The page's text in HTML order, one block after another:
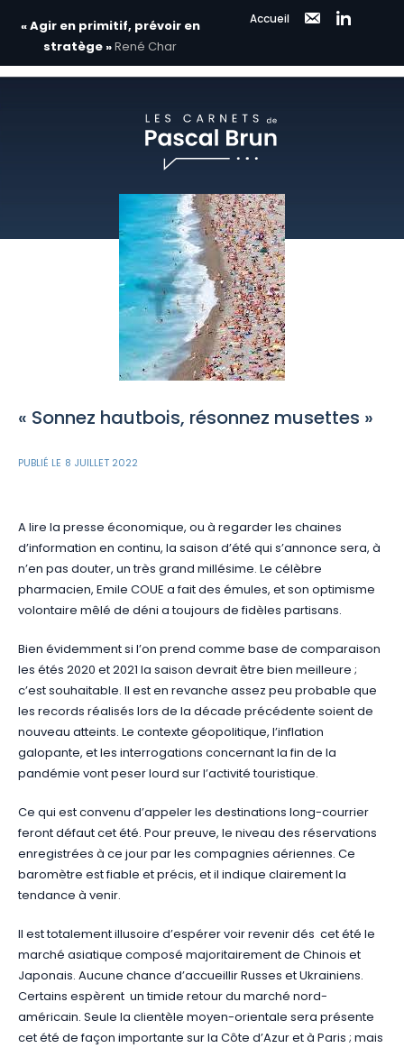
« Agir en primitif, prévoir en
stratège »René Char
Accueil
« Sonnez hautbois, résonnez musettes »
PUBLIÉ LE 8 JUILLET 2022
A lire la presse économique, ou à regarder les chaines
d’information en continu, la saison d’été qui s’annonce sera, à
n’en pas douter, un très grand millésime. Le célèbre
pharmacien, Emile COUE a fait des émules, et son optimisme
volontaire mêlé de déni a toujours de fidèles partisans.
Bien évidemment si l’on prend comme base de comparaison
les étés 2020 et 2021 la saison devrait être bien meilleure ;
c’est souhaitable. Il est en revanche assez peu probable que
les records réalisés lors de la décade précédente soient de
nouveau atteints. Le contexte géopolitique, l’inflation
galopante, et les interrogations concernant la fin de la
pandémie vont peser lourd sur l’activité touristique.
Ce qui est convenu d’appeler les destinations long-courrier
feront défaut cet été. Pour preuve, le niveau des réservations
enregistrées à ce jour par les compagnies aériennes. Ce
baromètre est fiable et précis, et il indique clairement la
tendance à venir.
Il est totalement illusoire d’espérer voir revenir dés cet été le
marché asiatique composé majoritairement de Chinois et
Japonais. Aucune chance d’accueillir Russes et Ukrainiens.
Certains espèrent un timide retour du marché nord-
américain. Seule la clientèle moyen-orientale sera présente
cet été de façon importante sur la Côte d’Azur et à Paris ; mais